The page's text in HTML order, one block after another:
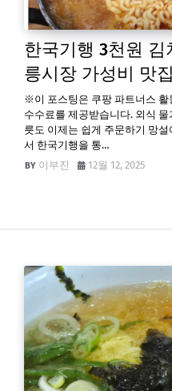
한국기행 3천원
릉시장 가성비 맛집
※이 포스팅은 쿠팡 파트너스 활
수수료를 제공받습니다. 외식
릇도 이제는 쉽게 주문하기 망
서 한국기행을 통…
이부진
12월 12, 2025